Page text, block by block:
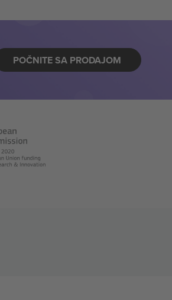
POČNITE SA PRODAJOM